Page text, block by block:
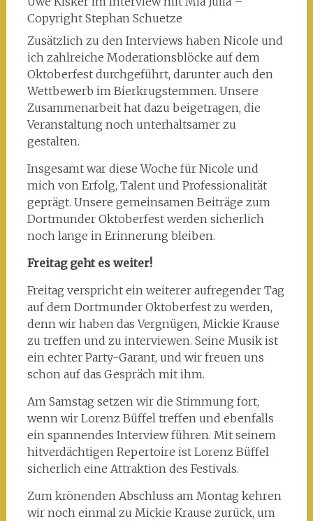
Copyright Stephan Schuetze
Zusätzlich zu den Interviews haben Nicole und
ich zahlreiche Moderationsblöcke auf dem
Oktoberfest durchgeführt, darunter auch den
Wettbewerb im Bierkrugstemmen. Unsere
Zusammenarbeit hat dazu beigetragen, die
Veranstaltung noch unterhaltsamer zu
gestalten.
Insgesamt war diese Woche für Nicole und
mich von Erfolg, Talent und Professionalität
geprägt. Unsere gemeinsamen Beiträge zum
Dortmunder Oktoberfest werden sicherlich
noch lange in Erinnerung bleiben.
Freitag geht es weiter!
Freitag verspricht ein weiterer aufregender Tag
auf dem Dortmunder Oktoberfest zu werden,
denn wir haben das Vergnügen, Mickie Krause
zu treffen und zu interviewen. Seine Musik ist
ein echter Party-Garant, und wir freuen uns
schon auf das Gespräch mit ihm.
Am Samstag setzen wir die Stimmung fort,
wenn wir Lorenz Büffel treffen und ebenfalls
ein spannendes Interview führen. Mit seinem
hitverdächtigen Repertoire ist Lorenz Büffel
sicherlich eine Attraktion des Festivals.
Zum krönenden Abschluss am Montag kehren
wir noch einmal zu Mickie Krause zurück, um